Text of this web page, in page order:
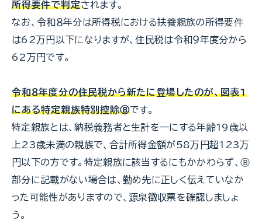
所得要件で判定されます。
なお、令和８年分は所得税における扶養親族の所得要件
は62万円以下になりますが、住民税は令和９年度分から
62万円です。
令和８年度分の住民税から新たに登場したのが、図表1
にある特定親族特別控除Ⓑです。
特定親族とは、納税義務者と生計を一にする年齢19歳以
上23歳未満の親族で、合計所得金額が58万円超123万
円以下の方です。特定親族に該当するにもかかわらず、Ⓑ
部分に記載がない場合は、勤め先に正しく伝えていなか
った可能性がありますので、源泉徴収票を確認しましょ
う。